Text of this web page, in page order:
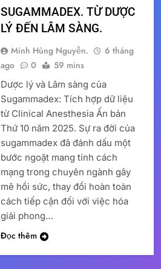
SUGAMMADEX. TỪ DƯỢC
LÝ ĐẾN LÂM SÀNG.
Minh Hùng Nguyễn.
6 tháng
ago
0 59 mins
Dược lý và Lâm sàng của
Sugammadex: Tích hợp dữ liệu
từ Clinical Anesthesia Ấn bản
Thứ 10 năm 2025. Sự ra đời của
sugammadex đã đánh dấu một
bước ngoặt mang tính cách
mạng trong chuyên ngành gây
mê hồi sức, thay đổi hoàn toàn
cách tiếp cận đối với việc hóa
giải phong…
Đọc thêm